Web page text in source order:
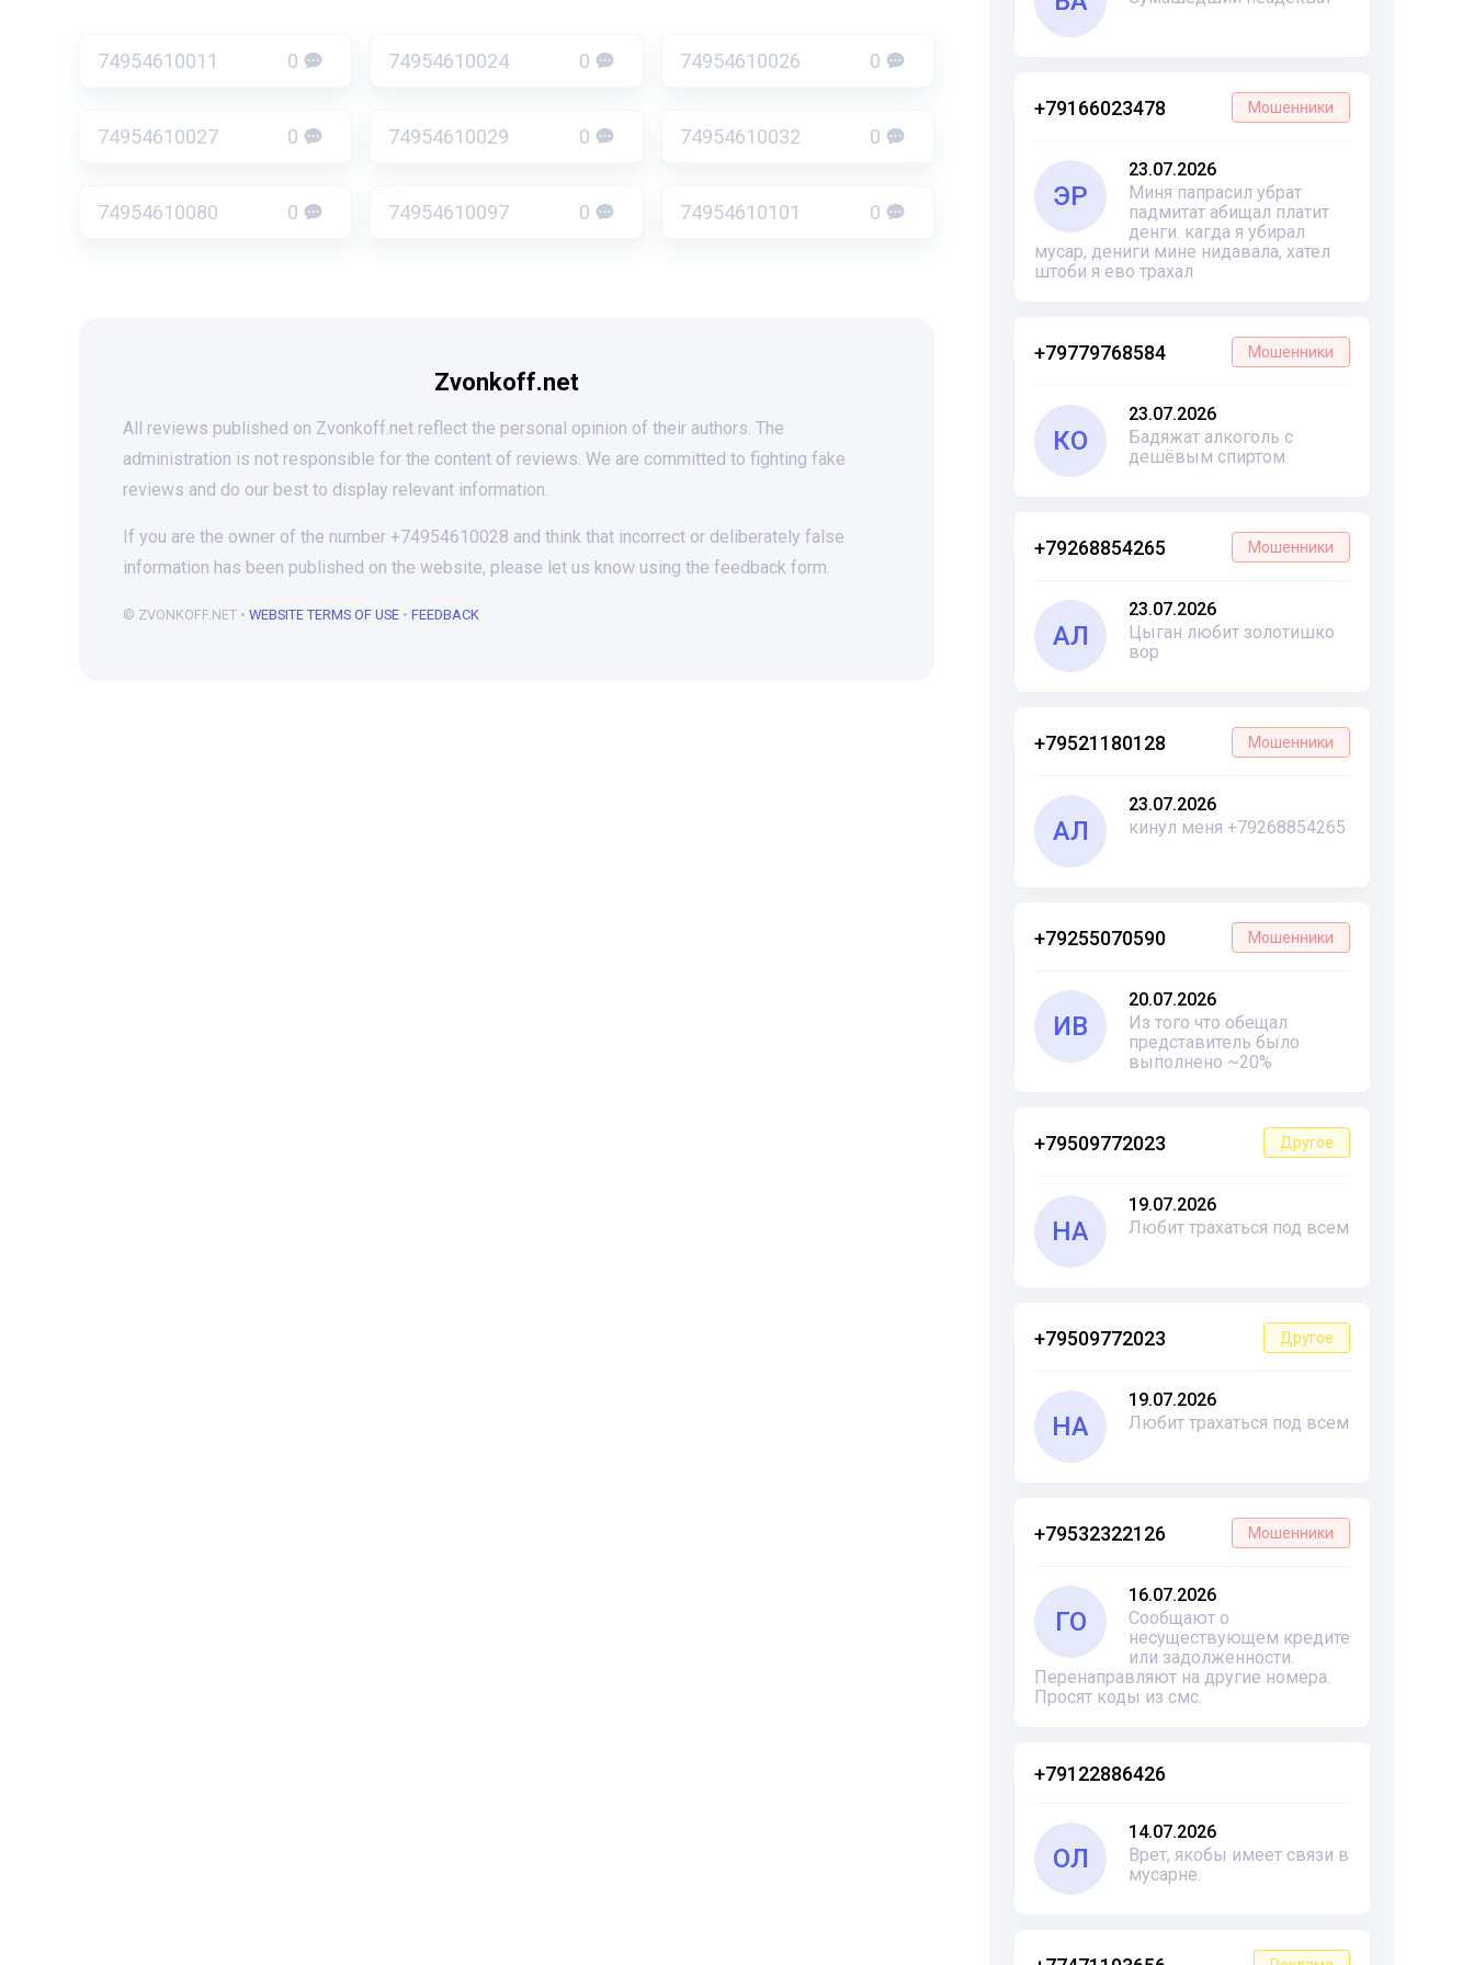
+79166023478 Мошенники
ЭР
23.07.2026
Миня папрасил убрат
падмитат абищал платит
денги. кагда я убирал
мусар, дениги мине нидавала, хател
штоби я ево трахал
+79779768584 Мошенники
КО
23.07.2026
Бадяжат алкоголь с
дешёвым спиртом
+79268854265 Мошенники
АЛ
23.07.2026
Цыган любит золотишко
вор
+79521180128 Мошенники
АЛ
23.07.2026
кинул меня +79268854265
+79255070590 Мошенники
ИВ
20.07.2026
Из того что обещал
представитель было
выполнено ~20%
+79509772023 Другое
НА
19.07.2026
Любит трахаться под всем
+79509772023 Другое
НА
19.07.2026
Любит трахаться под всем
+79532322126 Мошенники
ГО
16.07.2026
Сообщают о
несуществующем кредите
или задолженности.
Перенаправляют на другие номера.
Просят коды из смс.
+79122886426
ОЛ
14.07.2026
Врет, якобы имеет связи в
мусарне.
74954610011 0 74954610024 0 74954610026 0
74954610027 0 74954610029 0 74954610032 0
74954610080 0 74954610097 0 74954610101 0
Zvonkoff.net
All reviews published on Zvonkoff.net reflect the personal opinion of their authors. The
administration is not responsible for the content of reviews. We are committed to fighting fake
reviews and do our best to display relevant information.
If you are the owner of the number +74954610028 and think that incorrect or deliberately false
information has been published on the website, please let us know using the feedback form.
© ZVONKOFF.NET • WEBSITE TERMS OF USE • FEEDBACK